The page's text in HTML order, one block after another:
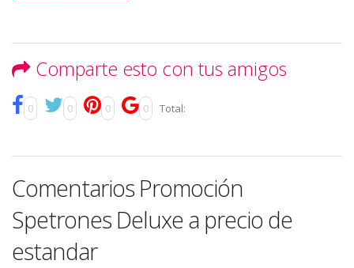
Comparte esto con tus amigos
0 0 0 0 Total:
Comentarios Promoción
Spetrones Deluxe a precio de
estandar